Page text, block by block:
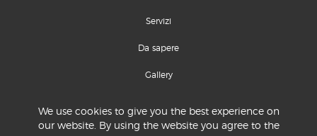
We use cookies to give you the best experience on
our website. By using the website you agree to the
Servizi
Da sapere
Gallery